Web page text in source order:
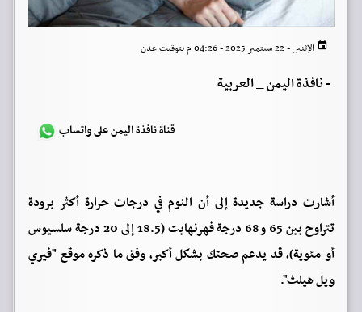
الإثنين - 22 سبتمبر 2025 - 04:26 م بتوقيت عدن
-نافذة اليمن _ العربية
قناة نافذة اليمن على واتساب
أشارت دراسة جديدة إلى أن النوم في درجات حرارة أكثر برودة
تتراوح بين 65 و68 درجة فهرنهايت (18.5 إلى 20 درجة سلسيوس
أو مئوية)، قد يدعم صحتك بشكل أكبر، وفق ما ذكره موقع "فيري
ويل هيلث".